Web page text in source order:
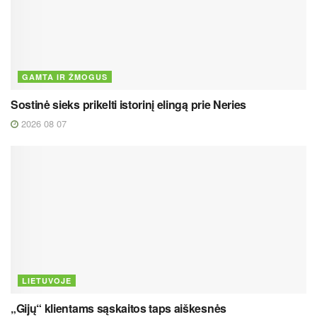
GAMTA IR ŽMOGUS
Sostinė sieks prikelti istorinį elingą prie Neries
2026 08 07
LIETUVOJE
„Gijų“ klientams sąskaitos taps aiškesnės